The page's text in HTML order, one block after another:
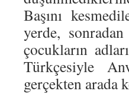
Başını
yerde,
çocukların
Türkçesiyle
gerçekten arada